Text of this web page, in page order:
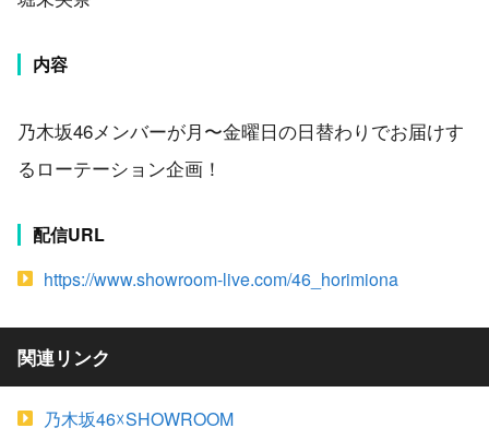
内容
乃木坂46メンバーが月〜金曜日の日替わりでお届けす
るローテーション企画！
配信URL
https://www.showroom-live.com/46_horimiona
関連リンク
乃木坂46☓SHOWROOM